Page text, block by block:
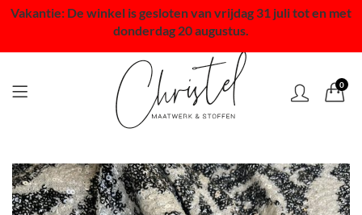
Vakantie: De winkel is gesloten van vrijdag 31 juli tot en met
donderdag 20 augustus.
0